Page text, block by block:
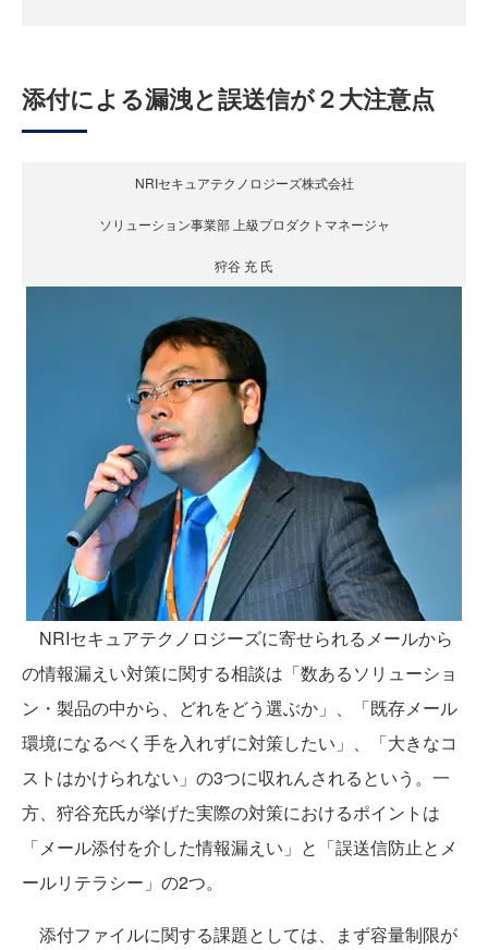
添付による漏洩と誤送信が２大注意点
NRIセキュアテクノロジーズ株式会社
ソリューション事業部 上級プロダクトマネージャ
狩谷 充 氏
NRIセキュアテクノロジーズに寄せられるメールから
の情報漏えい対策に関する相談は「数あるソリューショ
ン・製品の中から、どれをどう選ぶか」、「既存メール
環境になるべく手を入れずに対策したい」、「大きなコ
ストはかけられない」の3つに収れんされるという。一
方、狩谷充氏が挙げた実際の対策におけるポイントは
「メール添付を介した情報漏えい」と「誤送信防止とメ
ールリテラシー」の2つ。
添付ファイルに関する課題としては、まず容量制限が